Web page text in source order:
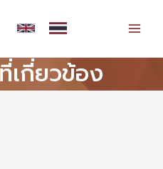
เกี่ยวข้อง